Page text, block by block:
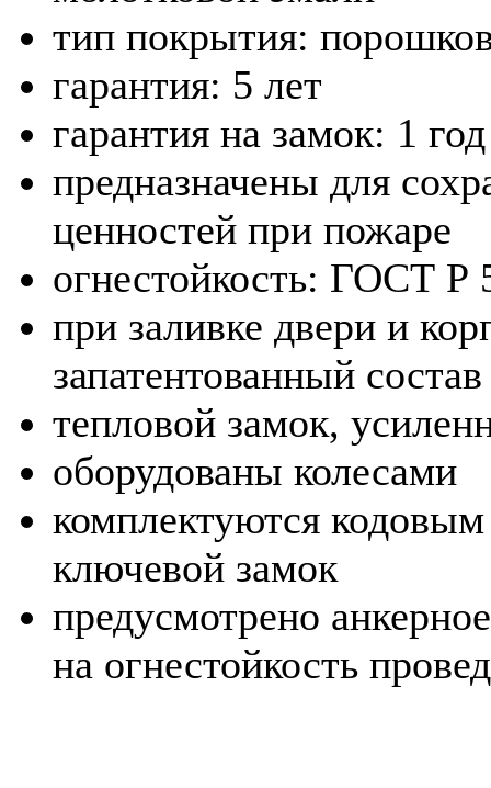
тип покрытия:
гарантия: 5 лет
гарантия на замок: 1 год
предназначены для
ценностей при пожаре
огнестойкость: ГОСТ
при заливке двери и
запатентованный
тепловой замок,
оборудованы колесами
комплектуются
ключевой замок
предусмотрено
на огнестойкость